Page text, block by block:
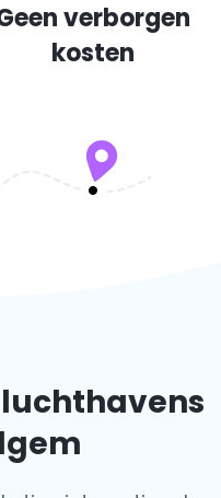
verborgen
kosten